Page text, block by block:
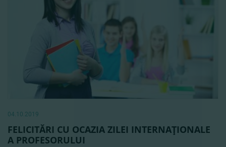
04.10.2019
FELICITĂRI CU OCAZIA ZILEI INTERNAŢIONALE
A PROFESORULUI